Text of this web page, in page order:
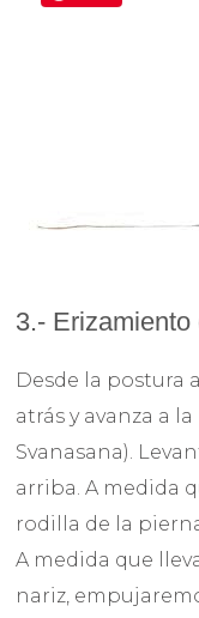
3.- Erizamiento
Desde la postura
atrás y avanza a
Svanasana).
arriba. A medida
rodilla de la
A medida que
nariz,